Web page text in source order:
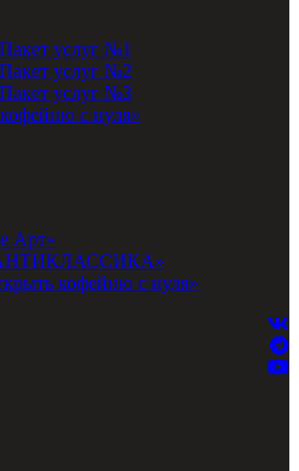
услуг №1
услуг №2
услуг №3
с нуля»
Арт»
АНТИКЛАССИКА»
кофейню с нуля»